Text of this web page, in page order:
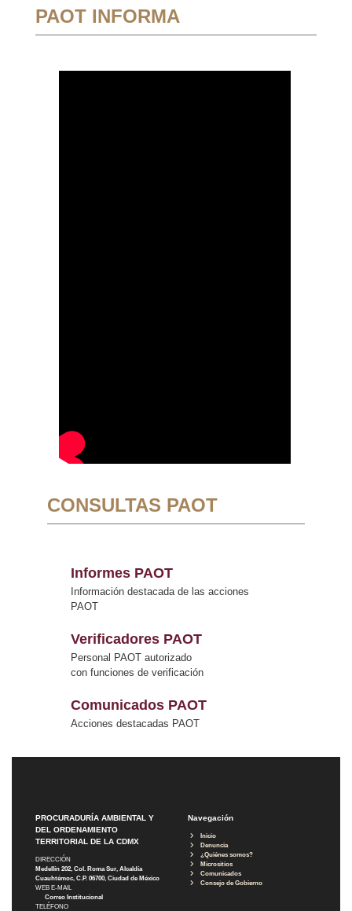
PAOT INFORMA
CONSULTAS PAOT
Informes PAOT
Información destacada de las acciones
PAOT
Verificadores PAOT
Personal PAOT autorizado
con funciones de verificación
Comunicados PAOT
Acciones destacadas PAOT
PROCURADURÍA AMBIENTAL Y
DEL ORDENAMIENTO
TERRITORIAL DE LA CDMX
DIRECCIÓN
Medellín 202, Col. Roma Sur, Alcaldía
Cuauhtémoc, C.P. 06700, Ciudad de México
WEB E-MAIL
Correo Institucional
TELÉFONO
Navegación
Inicio
Denuncia
¿Quiénes somos?
Micrositios
Comunicados
Consejo de Gobierno